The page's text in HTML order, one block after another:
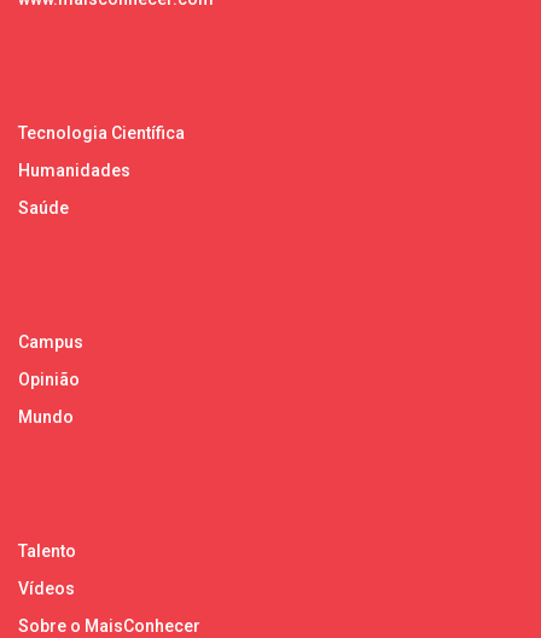
Tecnologia Científica
Humanidades
Saúde
Campus
Opinião
Mundo
Talento
Vídeos
Sobre o MaisConhecer